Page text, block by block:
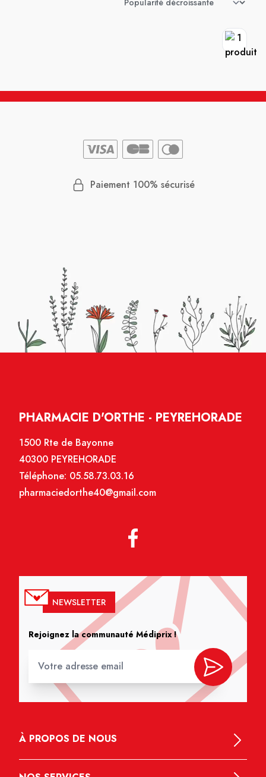
Paiement 100% sécurisé
PHARMACIE D'ORTHE - PEYREHORADE
1500 Rte de Bayonne
40300 PEYREHORADE
Téléphone: 05.58.73.03.16
pharmaciedorthe40@gmail.com
NEWSLETTER
Rejoignez la communauté Médiprix !
À PROPOS DE NOUS